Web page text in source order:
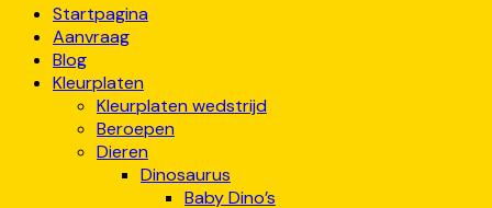
Startpagina
Aanvraag
Blog
Kleurplaten
Kleurplaten wedstrijd
Beroepen
Dieren
Dinosaurus
Baby Dino’s